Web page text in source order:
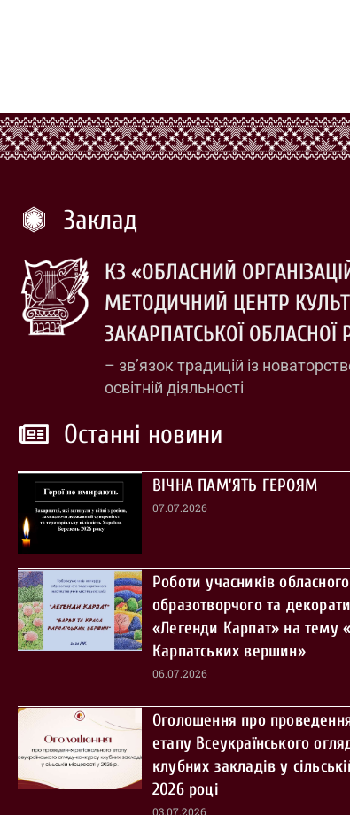
Заклад
КЗ «ОБЛАСНИЙ
МЕТОДИЧНИЙ ЦЕНТР
ЗАКАРПАТСЬКОЇ ОБЛАСНОЇ
– зв’язок традицій із
освітній діяльності
Останні новини
ВІЧНА ПАМ’ЯТЬ ГЕРОЯМ
07.07.2026
Роботи учасників
образотворчого та
«Легенди Карпат» на тему
Карпатських вершин»
06.07.2026
Оголошення про
етапу Всеукраїнського
клубних закладів у
2026 році
03.07.2026